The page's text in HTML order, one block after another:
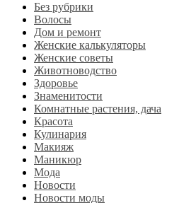
Без рубрики
Волосы
Дом и ремонт
Женские калькуляторы
Женские советы
Животноводство
Здоровье
Знаменитости
Комнатные растения, дача
Красота
Кулинария
Макияж
Маникюр
Мода
Новости
Новости моды